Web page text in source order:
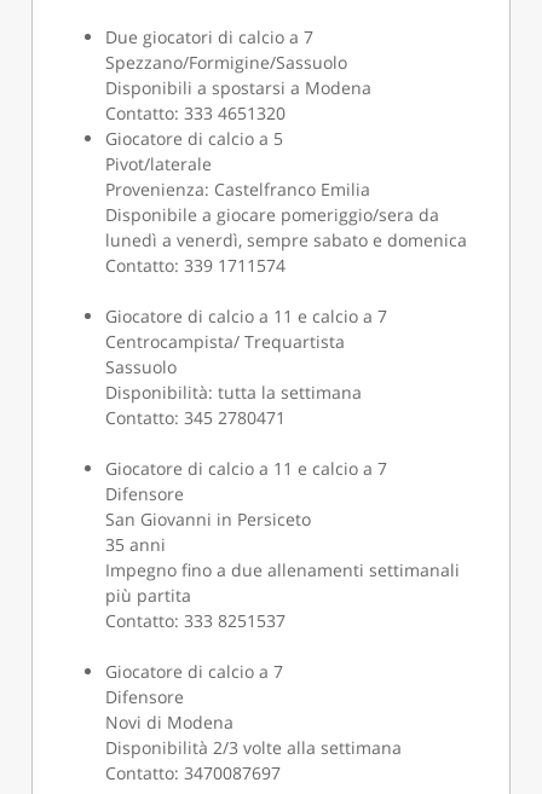
Due giocatori di calcio a 7
Spezzano/Formigine/Sassuolo
Disponibili a spostarsi a Modena
Contatto: 333 4651320
Giocatore di calcio a 5
Pivot/laterale
Provenienza: Castelfranco Emilia
Disponibile a giocare pomeriggio/sera da
lunedì a venerdì, sempre sabato e domenica
Contatto: 339 1711574
Giocatore di calcio a 11 e calcio a 7
Centrocampista/ Trequartista
Sassuolo
Disponibilità: tutta la settimana
Contatto: 345 2780471
Giocatore di calcio a 11 e calcio a 7
Difensore
San Giovanni in Persiceto
35 anni
Impegno fino a due allenamenti settimanali
più partita
Contatto: 333 8251537
Giocatore di calcio a 7
Difensore
Novi di Modena
Disponibilità 2/3 volte alla settimana
Contatto: 3470087697